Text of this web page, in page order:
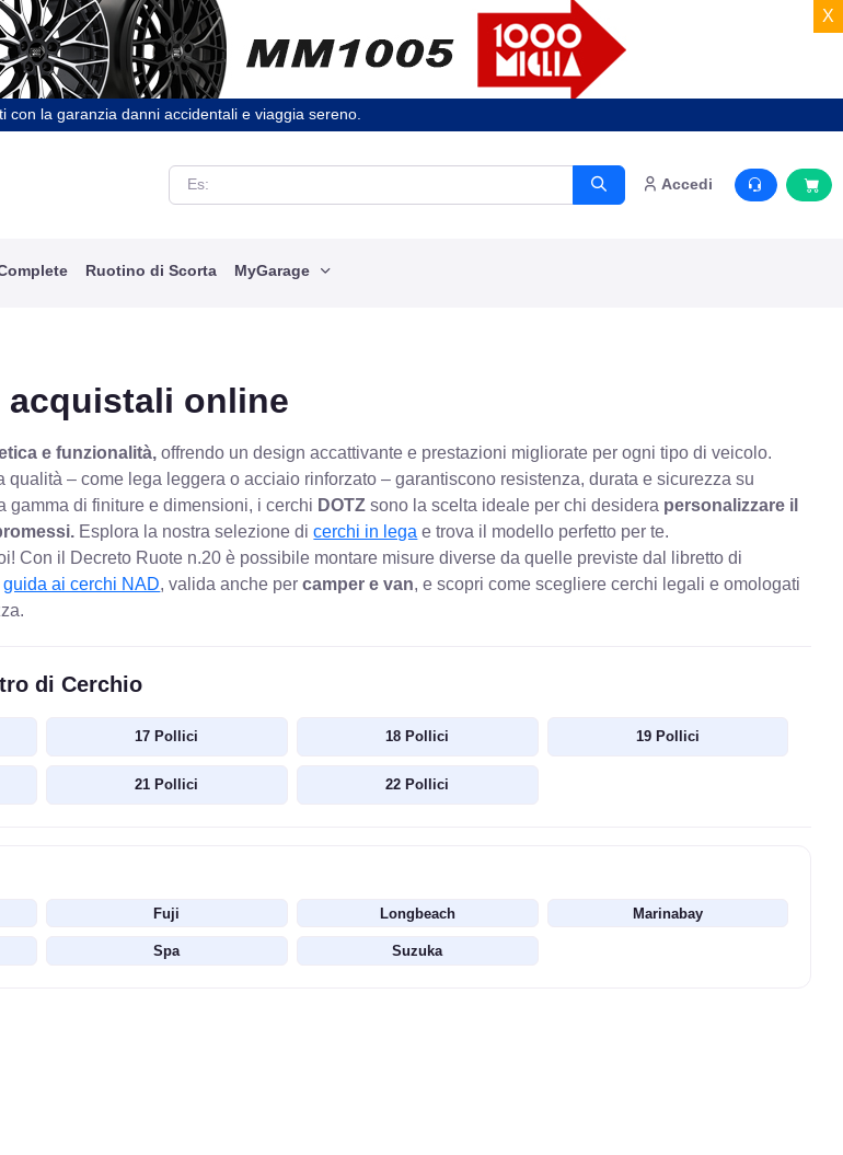
X
con la garanzia danni accidentali e viaggia sereno.
Accedi
Ruotino di Scorta MyGarage
acquistali online
e funzionalità,offrendo un design accattivante e prestazioni migliorate per ogni tipo di veicolo.
qualità – come lega leggera o acciaio rinforzato – garantiscono resistenza, durata e sicurezza su
gamma di finiture e dimensioni, i cerchi DOTZ sono la scelta ideale per chi desidera personalizzare il
Esplora la nostra selezione dicerchi in lega e trova il modello perfetto per te.
Con il Decreto Ruote n.20 è possibile montare misure diverse da quelle previste dal libretto di
guida ai cerchi NAD, valida anche percamper e van, e scopri come scegliere cerchi legali e omologati
di Cerchio
17 Pollici 18 Pollici 19 Pollici
21 Pollici 22 Pollici
Fuji Longbeach Marinabay
Spa Suzuka